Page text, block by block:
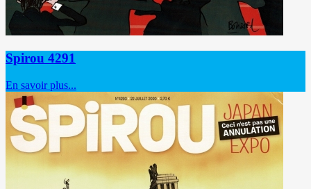
Spirou 4291
En savoir plus...